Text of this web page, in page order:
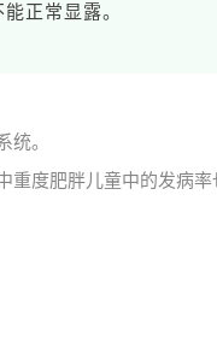
正常显露。
。
重度肥胖儿童中的发病率